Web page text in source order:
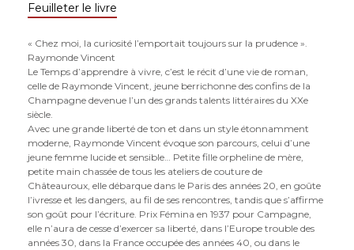
Feuilleter le livre
« Chez moi, la curiosité l’emportait toujours sur la prudence ».
Raymonde Vincent
Le Temps d’apprendre à vivre, c’est le récit d’une vie de roman,
celle de Raymonde Vincent, jeune berrichonne des confins de la
Champagne devenue l’un des grands talents littéraires du XXe
siècle.
Avec une grande liberté de ton et dans un style étonnamment
moderne, Raymonde Vincent évoque son parcours, celui d’une
jeune femme lucide et sensible… Petite fille orpheline de mère,
petite main chassée de tous les ateliers de couture de
Châteauroux, elle débarque dans le Paris des années 20, en goûte
l’ivresse et les dangers, au fil de ses rencontres, tandis que s’affirme
son goût pour l’écriture. Prix Fémina en 1937 pour Campagne,
elle n’aura de cesse d’exercer sa liberté, dans l’Europe trouble des
années 30, dans la France occupée des années 40, ou dans le